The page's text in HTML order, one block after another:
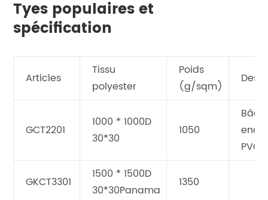
Tyes populaires et
spécification
Articles
Tissu
polyester
Poids
(g/sqm)
GCT2201
1000 * 1000D
30*30
1050
PVC
GKCT3301
1500 * 1500D
30*30Panama
1350